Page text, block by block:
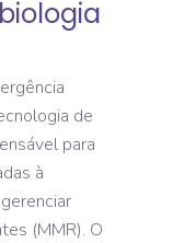
de
para
à
(MMR). O